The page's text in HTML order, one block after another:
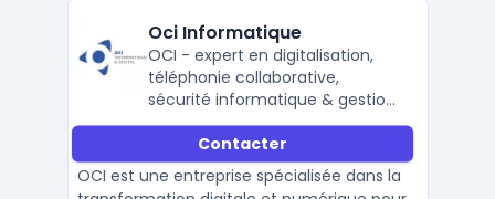
Oci Informatique
OCI - expert en digitalisation,
téléphonie collaborative,
sécurité informatique & gestion
de parc PC.
Contacter
OCI est une entreprise spécialisée dans la